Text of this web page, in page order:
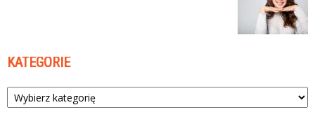
KATEGORIE
Kategorie